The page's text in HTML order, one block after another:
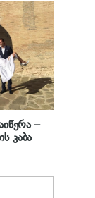
–
კაბა